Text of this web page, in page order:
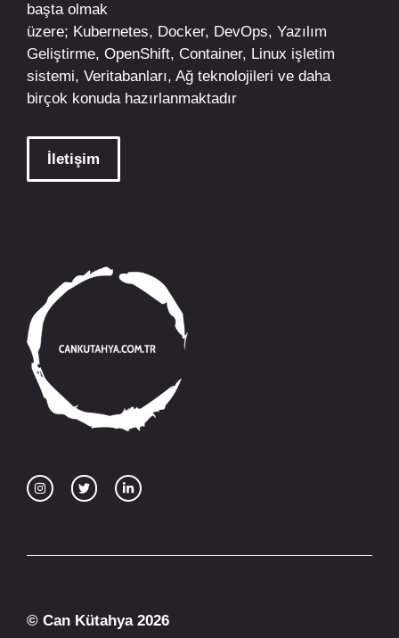
başta olmak
üzere; Kubernetes, Docker, DevOps, Yazılım
Geliştirme, OpenShift, Container, Linux işletim
sistemi, Veritabanları, Ağ teknolojileri ve daha
birçok konuda hazırlanmaktadır
İletişim
© Can Kütahya 2026